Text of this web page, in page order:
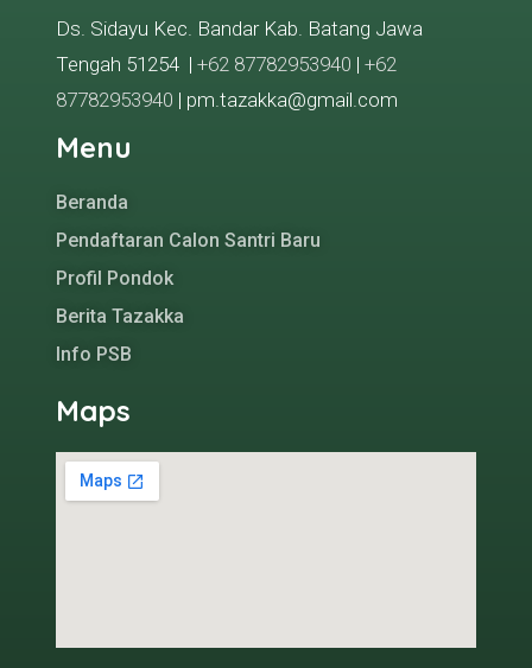
Ds. Sidayu Kec. Bandar Kab. Batang Jawa
Tengah 51254 | +62 87782953940 | +62
87782953940 | pm.tazakka@gmail.com
Menu
Beranda
Pendaftaran Calon Santri Baru
Profil Pondok
Berita Tazakka
Info PSB
Maps